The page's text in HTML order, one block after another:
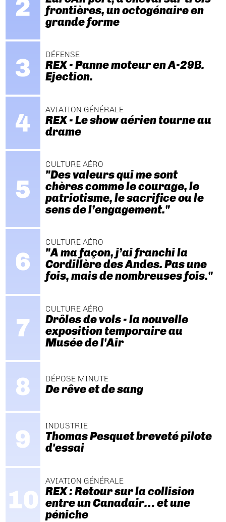
frontières, un octogénaire en
grande forme
DÉFENSE
REX - Panne moteur en A-29B.
Ejection.
AVIATION GÉNÉRALE
REX - Le show aérien tourne au
drame
CULTURE AÉRO
"Des valeurs qui me sont
chères comme le courage, le
patriotisme, le sacrifice ou le
sens de l’engagement."
CULTURE AÉRO
"A ma façon, j’ai franchi la
Cordillère des Andes. Pas une
fois, mais de nombreuses fois."
CULTURE AÉRO
Drôles de vols - la nouvelle
exposition temporaire au
Musée de l'Air
DÉPOSE MINUTE
De rêve et de sang
INDUSTRIE
Thomas Pesquet breveté pilote
d'essai
AVIATION GÉNÉRALE
REX : Retour sur la collision
entre un Canadair… et une
péniche